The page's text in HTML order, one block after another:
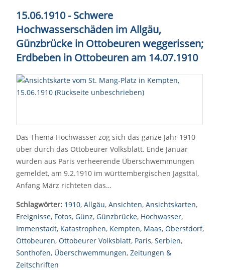
15.06.1910 - Schwere
Hochwasserschäden im Allgäu,
Günzbrücke in Ottobeuren weggerissen;
Erdbeben in Ottobeuren am 14.07.1910
Das Thema Hochwasser zog sich das ganze Jahr 1910
über durch das Ottobeurer Volksblatt. Ende Januar
wurden aus Paris verheerende Überschwemmungen
gemeldet, am 9.2.1910 im württembergischen Jagsttal,
Anfang März richteten das…
Schlagwörter: 1910, Allgäu, Ansichten, Ansichtskarten,
Ereignisse, Fotos, Günz, Günzbrücke, Hochwasser,
Immenstadt, Katastrophen, Kempten, Maas, Oberstdorf,
Ottobeuren, Ottobeurer Volksblatt, Paris, Serbien,
Sonthofen, Überschwemmungen, Zeitungen &
Zeitschriften